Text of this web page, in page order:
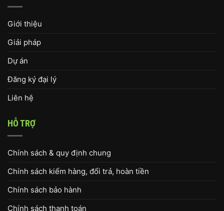
Giới thiệu
Giải pháp
Dự án
Đăng ký đại lý
Liên hệ
HỖ TRỢ
Chính sách & quy định chung
Chính sách kiểm hàng, đổi trả, hoàn tiền
Chính sách bảo hành
Chính sách thanh toán